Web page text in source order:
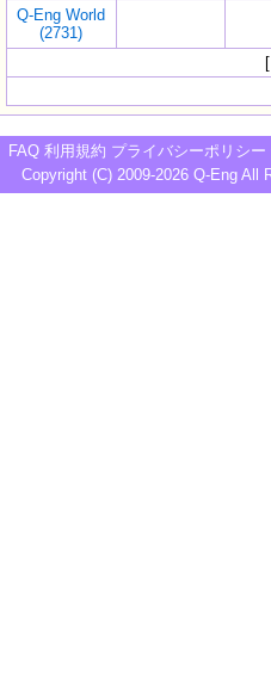
Q-Eng World
(2731)
FAQ 利用規約 プライバシーポリシー
Copyright (C) 2009-2026 Q-Eng All